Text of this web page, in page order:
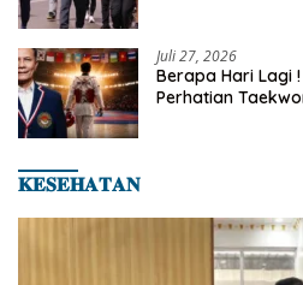
Juli 27, 2026
Berapa Hari Lagi
Perhatian
𝐊𝐄𝐒𝐄𝐇𝐀𝐓𝐀𝐍